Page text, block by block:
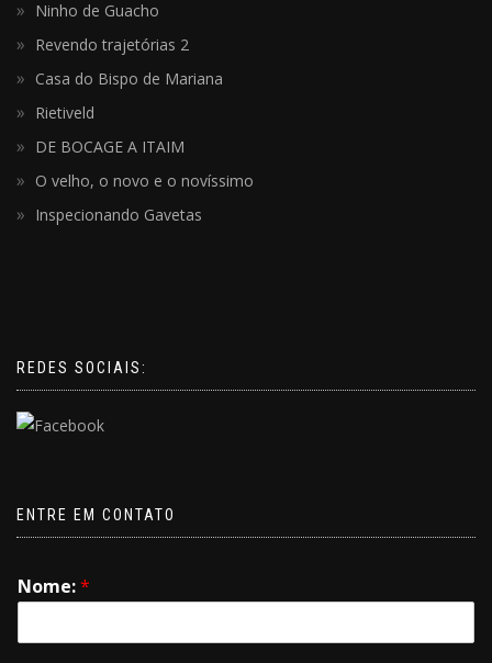
Ninho de Guacho
Revendo trajetórias 2
Casa do Bispo de Mariana
Rietiveld
DE BOCAGE A ITAIM
O velho, o novo e o novíssimo
Inspecionando Gavetas
REDES SOCIAIS:
ENTRE EM CONTATO
Nome:*